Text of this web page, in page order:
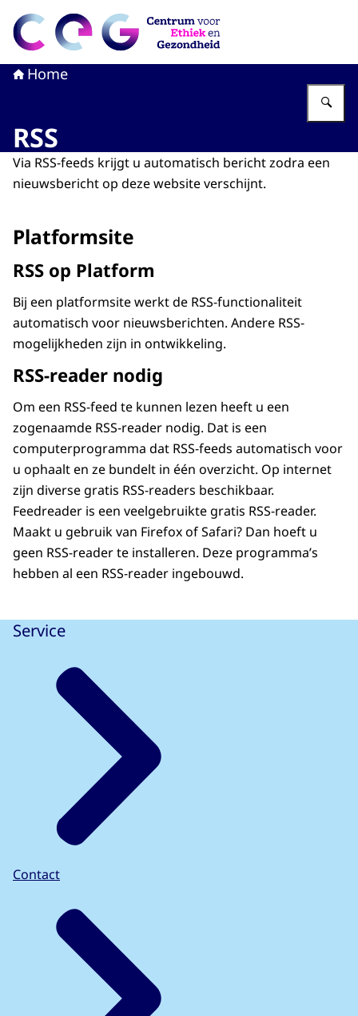
Naar de homepage van CEG - Centrum voor Ethiek en
Home
RSS
Via RSS-feeds krijgt u automatisch bericht zodra een
nieuwsbericht op deze website verschijnt.
Platformsite
RSS op Platform
Bij een platformsite werkt de RSS-functionaliteit
automatisch voor nieuwsberichten. Andere RSS-
mogelijkheden zijn in ontwikkeling.
RSS-reader nodig
Om een RSS-feed te kunnen lezen heeft u een
zogenaamde RSS-reader nodig. Dat is een
computerprogramma dat RSS-feeds automatisch voor
u ophaalt en ze bundelt in één overzicht. Op internet
zijn diverse gratis RSS-readers beschikbaar.
Feedreader is een veelgebruikte gratis RSS-reader.
Maakt u gebruik van Firefox of Safari? Dan hoeft u
geen RSS-reader te installeren. Deze programma’s
hebben al een RSS-reader ingebouwd.
Service
Contact